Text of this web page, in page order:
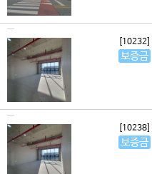
[10232]
보증금
[10238]
보증금